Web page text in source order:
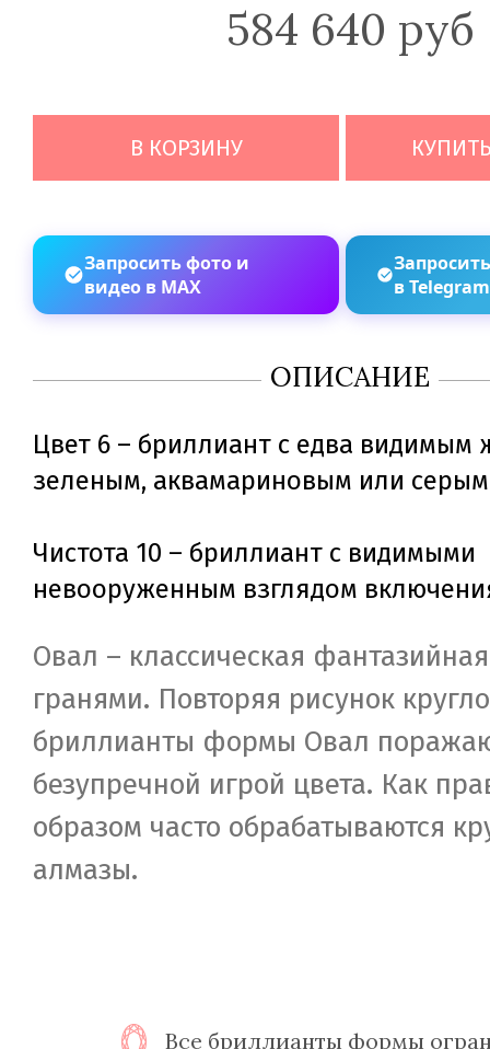
584 640 руб
В КОРЗИНУ
Запросить фото и
видео в MAX
в
ОПИСАНИЕ
Цвет 6 – бриллиант с едва видимым
зеленым, аквамариновым или серым
Чистота 10 – бриллиант с видимыми
невооруженным взглядом
Овал – классическая
гранями. Повторяя рисунок
бриллианты формы Овал
безупречной игрой цвета. Как
образом часто обрабатываются
алмазы.
Все бриллианты формы